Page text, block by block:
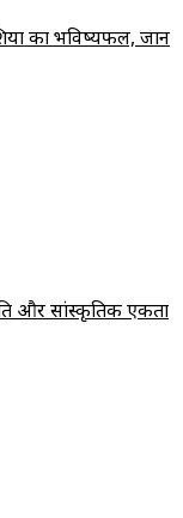
का भविष्यफल, जानें
और सांस्कृतिक एकता